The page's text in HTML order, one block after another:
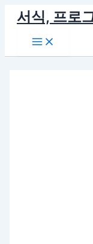
로
서식, 프로
Main
Menu